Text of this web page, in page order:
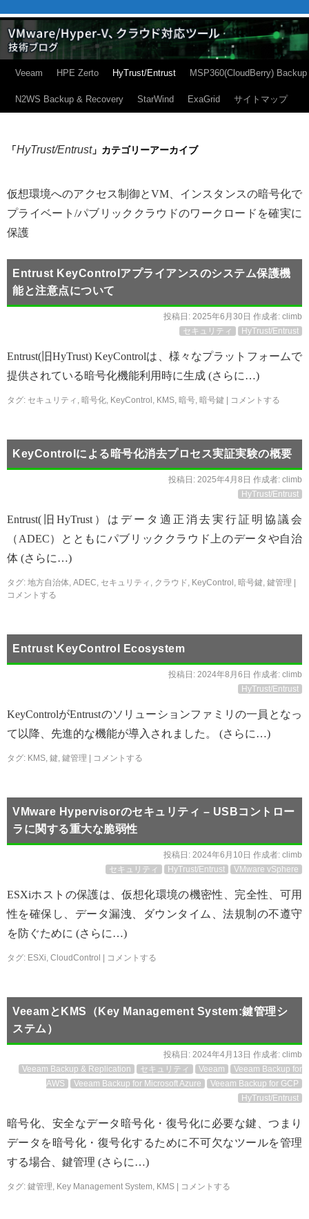
Veeam HPE Zerto HyTrust/Entrust MSP360(CloudBerry) Backup
N2WS Backup & Recovery StarWind ExaGrid サイトマップ
「HyTrust/Entrust」カテゴリーアーカイブ
仮想環境へのアクセス制御とVM、インスタンスの暗号化で
プライベート/パブリッククラウドのワークロードを確実に
保護
Entrust KeyControlアプライアンスのシステム保護機
能と注意点について
投稿日: 2025年6月30日 作成者: climb
セキュリティ
HyTrust/Entrust
Entrust(旧HyTrust) KeyControlは、様々なプラットフォームで
提供されている暗号化機能利用時に生成 (さらに…)
タグ: セキュリティ , 暗号化, KeyControl , KMS, 暗号, 暗号鍵 コメントする
KeyControlによる暗号化消去プロセス実証実験の概要
投稿日: 2025年4月8日 作成者: climb
HyTrust/Entrust
Entrust(旧HyTrust）はデータ適正消去実行証明協議会
（ADEC）とともにパブリッククラウド上のデータや自治
体 (さらに…)
タグ: 地方自治体, ADEC, セキュリティ , クラウド, KeyControl , 暗号鍵, 鍵管理
コメントする
Entrust KeyControl Ecosystem
投稿日: 2024年8月6日 作成者: climb
HyTrust/Entrust
KeyControlがEntrustのソリューションファミリの一員となっ
て以降、先進的な機能が導入されました。 (さらに…)
タグ: KMS, 鍵, 鍵管理 コメントする
VMware Hypervisorのセキュリティ – USBコントロー
ラに関する重大な脆弱性
投稿日: 2024年6月10日 作成者: climb
セキュリティ
HyTrust/Entrust VMware vSphere
ESXiホストの保護は、仮想化環境の機密性、完全性、可用
性を確保し、データ漏洩、ダウンタイム、法規制の不遵守
を防ぐために (さらに…)
タグ: ESXi, CloudControl コメントする
VeeamとKMS（Key Management System:鍵管理シ
ステム）
投稿日: 2024年4月13日 作成者: climb
Veeam Backup & Replication
セキュリティ Veeam
Veeam Backup for
AWS
Veeam Backup for Microsoft Azure
Veeam Backup for GCP
HyTrust/Entrust
暗号化、安全なデータ暗号化・復号化に必要な鍵、つまり
データを暗号化・復号化するために不可欠なツールを管理
する場合、鍵管理 (さらに…)
タグ: 鍵管理, Key Management System, KMS コメントする